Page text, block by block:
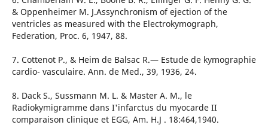
& Oppenheimer M. J.Assynchronism of ejection of the
ventricles as measured with the Electrokymograph,
Federation, Proc. 6, 1947, 88.
7. Cottenot P., & Heim de Balsac R.— Estude de kymographie
cardio- vasculaire. Ann. de Med., 39, 1936, 24.
8. Dack S., Sussmann M. L. & Master A. M., le
Radiokymigramme dans I'infarctus du myocarde II
comparaison clinique et EGG, Am. H.J . 18:464,1940.